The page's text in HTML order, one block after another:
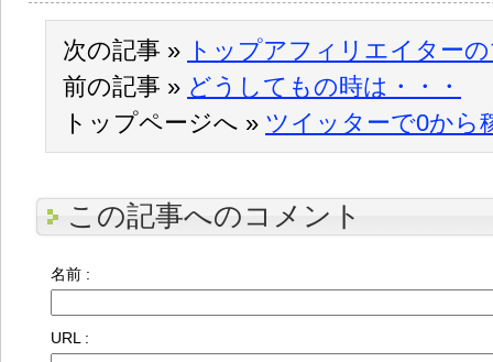
次の記事 » トップアフィリエイター
前の記事 » どうしてもの時は・・・
トップページへ » ツイッターで0から
この記事へのコメント
名前 :
URL :